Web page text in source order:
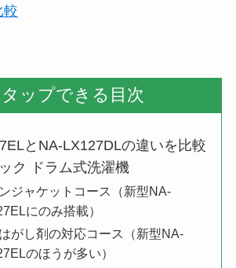
較
タップできる目次
とNA-LX127DLの違いを比較
ク ドラム式洗濯機
ジャケットコース（新型NA-
にのみ搭載）
がし剤の対応コース（新型NA-
のほうが多い）